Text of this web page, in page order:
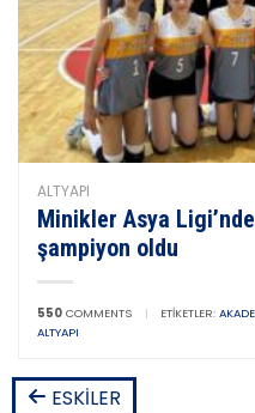
ALTYAPI
Minikler Asya
şampiyon oldu
550 COMMENTS | ETIKETLER:
ALTYAPI
ESKILER